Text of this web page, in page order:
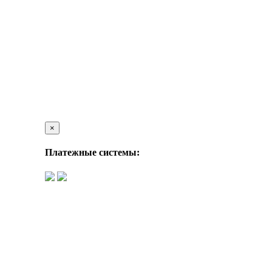
×
Платежные системы: